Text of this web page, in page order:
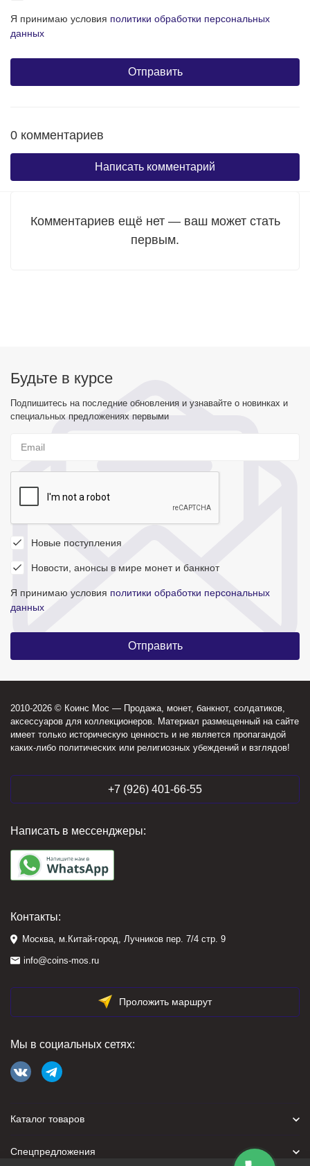
Я принимаю условия политики обработки персональных
данных
0 комментариев
Написать комментарий
Комментариев ещё нет — ваш может стать
первым.
Будьте в курсе
Подпишитесь на последние обновления и узнавайте о новинках и
специальных предложениях первыми
Новые поступления
Новости, анонсы в мире монет и банкнот
Я принимаю условия политики обработки персональных
данных
2010-2026 © Коинс Мос — Продажа, монет, банкнот, солдатиков,
аксессуаров для коллекционеров. Материал размещенный на сайте
имеет только историческую ценность и не является пропагандой
каких-либо политических или религиозных убеждений и взглядов!
+7 (926) 401-66-55
Написать в мессенджеры:
Контакты:
Москва, м.Китай-город, Лучников пер. 7/4 стр. 9
info@coins-mos.ru
Проложить маршрут
Мы в социальных сетях:
Каталог товаров
Спецпредложения